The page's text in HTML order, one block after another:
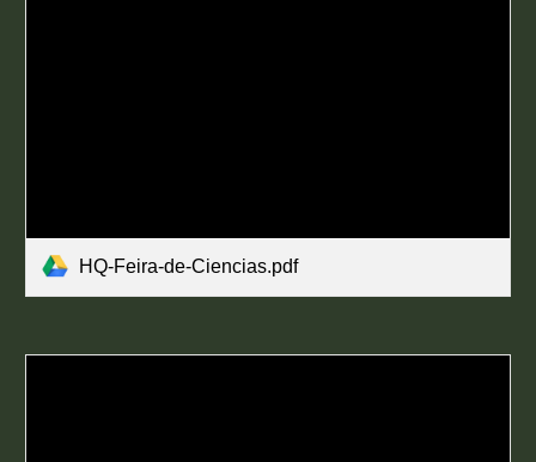
HQ-Feira-de-Ciencias.pdf